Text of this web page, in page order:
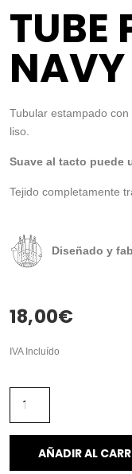
TUBE
Tubular estampado
liso.
Suave al tacto puede
Tejido completamente
Diseñado y
18,00€
IVA Incluído
AÑADIR AL